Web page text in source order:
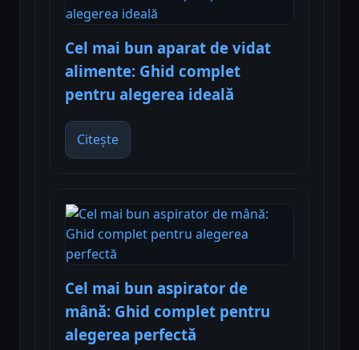
Cel mai bun aparat de vidat
alimente: Ghid complet
pentru alegerea ideală
Citește
Cel mai bun aspirator de
mână: Ghid complet pentru
alegerea perfectă